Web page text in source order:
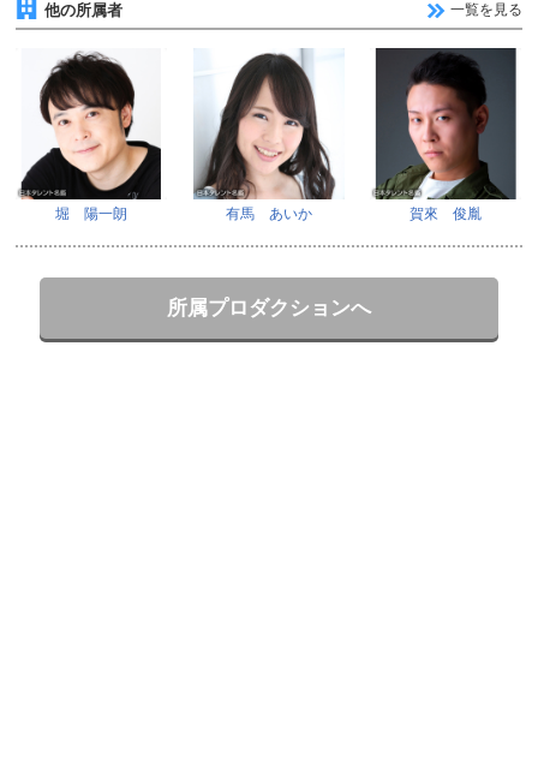
他の所属者 一覧を見る
堀 陽一朗 有馬 あいか 賀來 俊胤
所属プロダクションへ